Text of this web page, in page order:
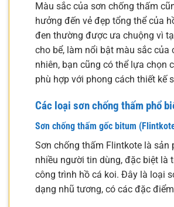
Màu sắc của sơn chống thấm
hưởng đến vẻ đẹp tổng thể của
đen thường được ưa chuộng vì
cho bể, làm nổi bật màu sắc của
nhiên, bạn cũng có thể lựa chọn
phù hợp với phong cách thiết kế
Các loại sơn chống thấm phổ
Sơn chống thấm gốc bitum
Sơn chống thấm Flintkote là sản
nhiều người tin dùng, đặc biệt là
công trình hồ cá koi. Đây là loại
dạng nhũ tương, có các đặc